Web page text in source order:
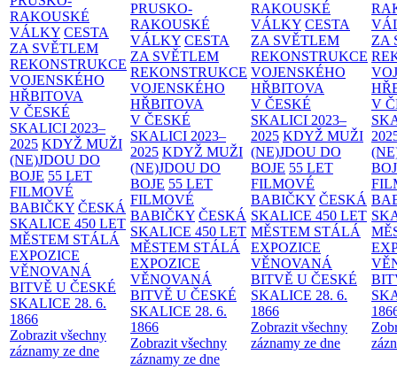
RAKOUSKÉ
VÁLKY CESTA
ZA SVĚTLEM
REKONSTRUKCE
VOJENSKÉHO
HŘBITOVA
V ČESKÉ
SKALICI 2023–
2025 KDYŽ MUŽI
(NE)JDOU DO
BOJE 55 LET
FILMOVÉ
BABIČKY ČESKÁ
SKALICE 450 LET
MĚSTEM STÁLÁ
EXPOZICE
VĚNOVANÁ
BITVĚ U ČESKÉ
SKALICE 28. 6.
1866
Zobrazit všechny
záznamy ze dne
PRUSKO-
RAKOUSKÉ
VÁLKY CESTA
ZA SVĚTLEM
REKONSTRUKCE
VOJENSKÉHO
HŘBITOVA
V ČESKÉ
SKALICI 2023–
2025 KDYŽ MUŽI
(NE)JDOU DO
BOJE 55 LET
FILMOVÉ
BABIČKY ČESKÁ
SKALICE 450 LET
MĚSTEM STÁLÁ
EXPOZICE
VĚNOVANÁ
BITVĚ U ČESKÉ
SKALICE 28. 6.
1866
Zobrazit všechny
záznamy ze dne
RAKOUSKÉ
VÁLKY CESTA
ZA SVĚTLEM
REKONSTRUKCE
VOJENSKÉHO
HŘBITOVA
V ČESKÉ
SKALICI 2023–
2025 KDYŽ MUŽI
(NE)JDOU DO
BOJE 55 LET
FILMOVÉ
BABIČKY ČESKÁ
SKALICE 450 LET
MĚSTEM STÁLÁ
EXPOZICE
VĚNOVANÁ
BITVĚ U ČESKÉ
SKALICE 28. 6.
1866
Zobrazit všechny
záznamy ze dne
ZA
V